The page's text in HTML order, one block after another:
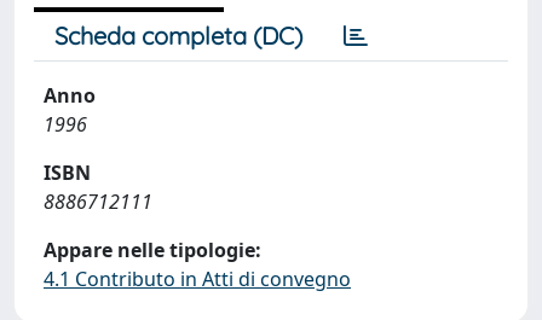
Scheda completa (DC)
Anno
1996
ISBN
8886712111
Appare nelle tipologie:
4.1 Contributo in Atti di convegno